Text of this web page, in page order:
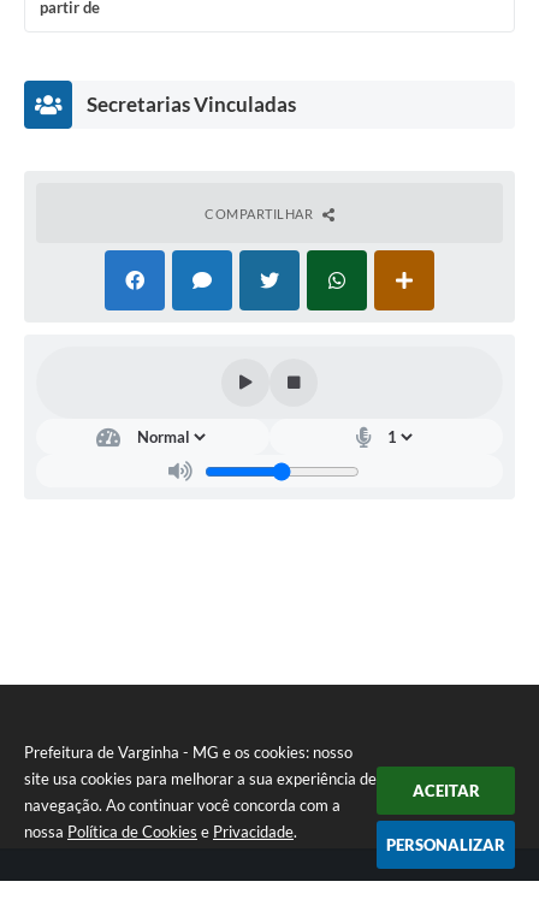
Prefeitura de Varginha - MG e os cookies: nosso
site usa cookies para melhorar a sua experiência de
navegação. Ao continuar você concorda com a
nossa Política de Cookies e Privacidade.
ACEITAR
PERSONALIZAR
partir de
Secretarias Vinculadas
Municipal
COMPARTILHAR